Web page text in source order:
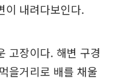
이 내려다보인다.
고장이다. 해변 구경
을거리로 배를 채울